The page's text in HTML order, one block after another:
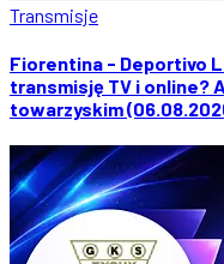
Transmisje
Fiorentina - Deportivo
transmisję TV i online?
towarzyskim